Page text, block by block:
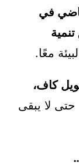
في
معًا.
كاف،
حتى لا يبقى